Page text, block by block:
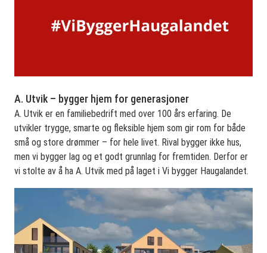
A. Utvik – bygger hjem for generasjoner
A. Utvik er en familiebedrift med over 100 års erfaring. De
utvikler trygge, smarte og fleksible hjem som gir rom for både
små og store drømmer – for hele livet. Rival bygger ikke hus,
men vi bygger lag og et godt grunnlag for fremtiden. Derfor er
vi stolte av å ha A. Utvik med på laget i Vi bygger Haugalandet.